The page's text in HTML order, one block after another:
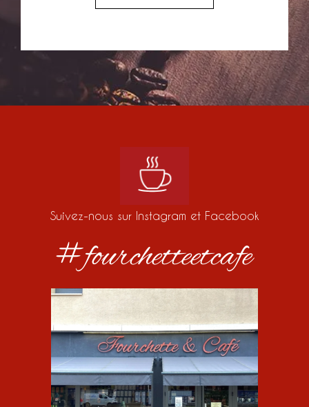
Suivez-nous sur Instagram et Facebook
#fourchetteetcafe